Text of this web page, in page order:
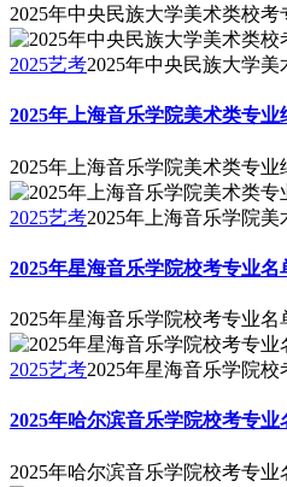
2025年中央民族大学美术类校考
2025艺考2025年中央民族大学
2025年上海音乐学院美术类专业
2025年上海音乐学院美术类专
2025艺考2025年上海音乐学院
2025年星海音乐学院校考专业名
2025年星海音乐学院校考专业名
2025艺考2025年星海音乐学院校
2025年哈尔滨音乐学院校考专业
2025年哈尔滨音乐学院校考专业